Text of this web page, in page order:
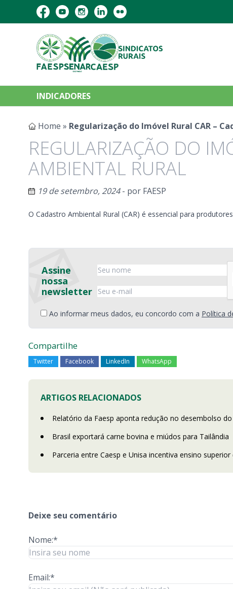
INDICADORES
Home » Regularização do Imóvel Rural CAR –
REGULARIZAÇÃO DO
AMBIENTAL RURAL
19 de setembro, 2024- por FAESP
O Cadastro Ambiental Rural (CAR) é essencial para
Assine
nossa
newsletter
Ao informar meus dados, eu concordo com a Política
Compartilhe
Twitter Facebook LinkedIn WhatsApp
ARTIGOS RELACIONADOS
Relatório da Faesp aponta redução no desembolso
Brasil exportará carne bovina e miúdos para Tailândia
Parceria entre Caesp e Unisa incentiva ensino
Deixe seu comentário
Nome:*
Email:*